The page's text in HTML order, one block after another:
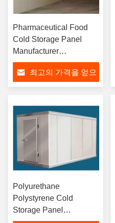
Pharmaceutical Food
Cold Storage Panel
Manufacturer
Polyurethane
Polystyrene Board
최고의 가격을 얻으
Polyurethane
Polystyrene Cold
Storage Panel